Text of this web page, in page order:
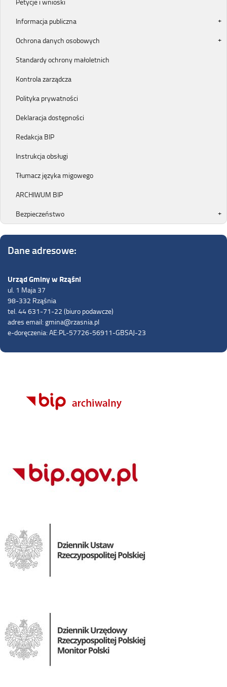
Informacja publiczna
Ochrona danych osobowych
Standardy ochrony małoletnich
Kontrola zarządcza
Polityka prywatności
Deklaracja dostępności
Redakcja BIP
Instrukcja obsługi
Tłumacz języka migowego
ARCHIWUM BIP
Bezpieczeństwo
Dane adresowe:
Urząd Gminy w Rząśni
ul. 1 Maja 37
98-332 Rząśnia
tel. 44 631-71-22 (biuro podawcze)
adres email: gmina@rzasnia.pl
e-doręczenia: AE:PL-57726-56911-GBSAJ-23